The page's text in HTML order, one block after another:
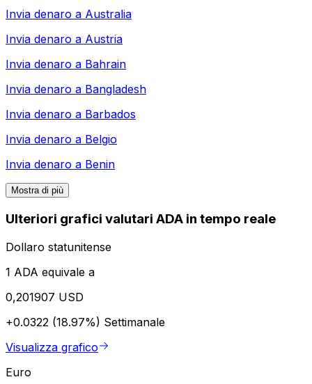
Invia denaro a Australia
Invia denaro a Austria
Invia denaro a Bahrain
Invia denaro a Bangladesh
Invia denaro a Barbados
Invia denaro a Belgio
Invia denaro a Benin
Mostra di più
Ulteriori grafici valutari ADA in tempo reale
Dollaro statunitense
1 ADA equivale a
0,201907 USD
+0.0322 (18.97%) Settimanale
Visualizza grafico
Euro